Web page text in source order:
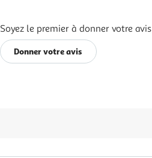
Soyez le premier à donner votre avis
Donner votre avis